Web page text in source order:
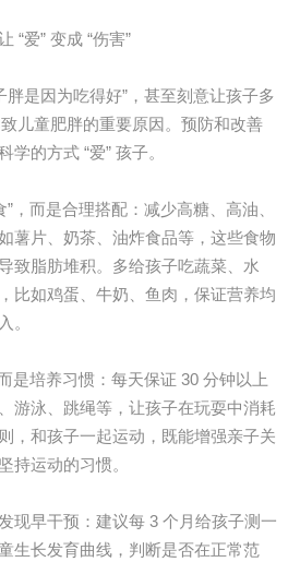
爱” 变成 “伤害”
是因为吃得好”，甚至刻意让孩子多
儿童肥胖的重要原因。预防和改善
学的方式 “爱” 孩子。
而是合理搭配：减少高糖、高油、
薯片、奶茶、油炸食品等，这些食物
致脂肪堆积。多给孩子吃蔬菜、水
比如鸡蛋、牛奶、鱼肉，保证营养均
。
培养习惯：每天保证 30 分钟以上
游泳、跳绳等，让孩子在玩耍中消耗
，和孩子一起运动，既能增强亲子关
持运动的习惯。
早干预：建议每 3 个月给孩子测一
生长发育曲线，判断是否在正常范